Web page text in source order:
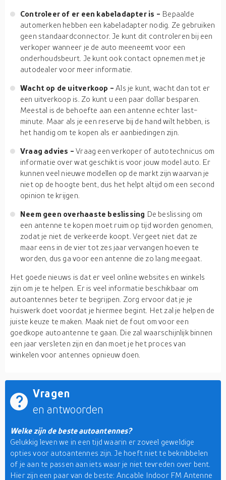
Controleer of er een kabeladapter is - Bepaalde
automerken hebben een kabeladapter nodig. Ze gebruiken
geen standaardconnector. Je kunt dit controleren bij een
verkoper wanneer je de auto meeneemt voor een
onderhoudsbeurt. Je kunt ook contact opnemen met je
autodealer voor meer informatie.
Wacht op de uitverkoop -Als je kunt, wacht dan tot er
een uitverkoop is. Zo kunt u een paar dollar besparen.
Meestal is de behoefte aan een antenne echter last-
minute. Maar als je een reserve bij de hand wilt hebben, is
het handig om te kopen als er aanbiedingen zijn.
Vraag advies -Vraag een verkoper of autotechnicus om
informatie over wat geschikt is voor jouw model auto. Er
kunnen veel nieuwe modellen op de markt zijn waarvan je
niet op de hoogte bent, dus het helpt altijd om een second
opinion te krijgen.
Neem geen overhaaste beslissing De beslissing om
een antenne te kopen moet ruim op tijd worden genomen,
zodat je niet de verkeerde koopt. Vergeet niet dat ze
maar eens in de vier tot zes jaar vervangen hoeven te
worden, dus ga voor een antenne die zo lang meegaat.
Het goede nieuws is dat er veel online websites en winkels
zijn om je te helpen. Er is veel informatie beschikbaar om
autoantennes beter te begrijpen. Zorg ervoor dat je je
huiswerk doet voordat je hiermee begint. Het zal je helpen de
juiste keuze te maken. Maak niet de fout om voor een
goedkope autoantenne te gaan. Die zal waarschijnlijk binnen
een jaar versleten zijn en dan moet je het proces van
winkelen voor antennes opnieuw doen.
Vragen
en antwoorden
Welke zijn de beste autoantennes?
Gelukkig leven we in een tijd waarin er zoveel geweldige
opties voor autoantennes zijn. Je hoeft niet te beknibbelen
of je aan te passen aan iets waar je niet tevreden over bent.
Hier zijn een paar van de beste: Ancable Indoor FM Antenne